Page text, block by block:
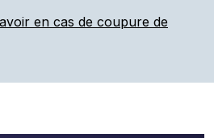
en cas de coupure de